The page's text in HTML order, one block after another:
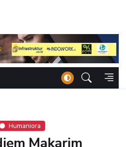
Humaniora
Makarim